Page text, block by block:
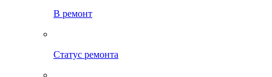
В ремонт
Статус ремонта